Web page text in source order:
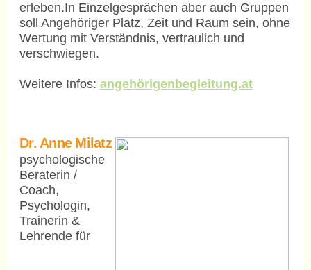
erleben.In Einzelgesprächen aber auch Gruppen
soll Angehöriger Platz, Zeit und Raum sein, ohne
Wertung mit Verständnis, vertraulich und
verschwiegen.
Weitere Infos: angehörigenbegleitung.at
Dr. Anne Milatz
psychologische
Beraterin /
Coach,
Psychologin,
Trainerin &
Lehrende für